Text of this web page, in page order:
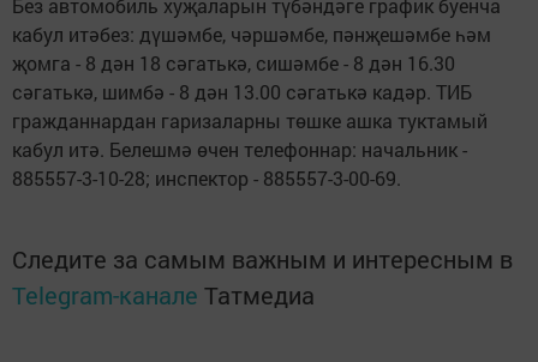
Без автомобиль хуҗаларын түбәндәге график буенча
кабул итәбез: дүшәмбе, чәршәмбе, пәнҗешәмбе һәм
җомга - 8 дән 18 сәгатькә, сишәмбе - 8 дән 16.30
сәгатькә, шимбә - 8 дән 13.00 сәгатькә кадәр. ТИБ
гражданнардан гаризаларны төшке ашка туктамый
кабул итә. Белешмә өчен телефоннар: начальник -
885557-3-10-28; инспектор - 885557-3-00-69.
Следите за самым важным и интересным в
Telegram-канале Татмедиа